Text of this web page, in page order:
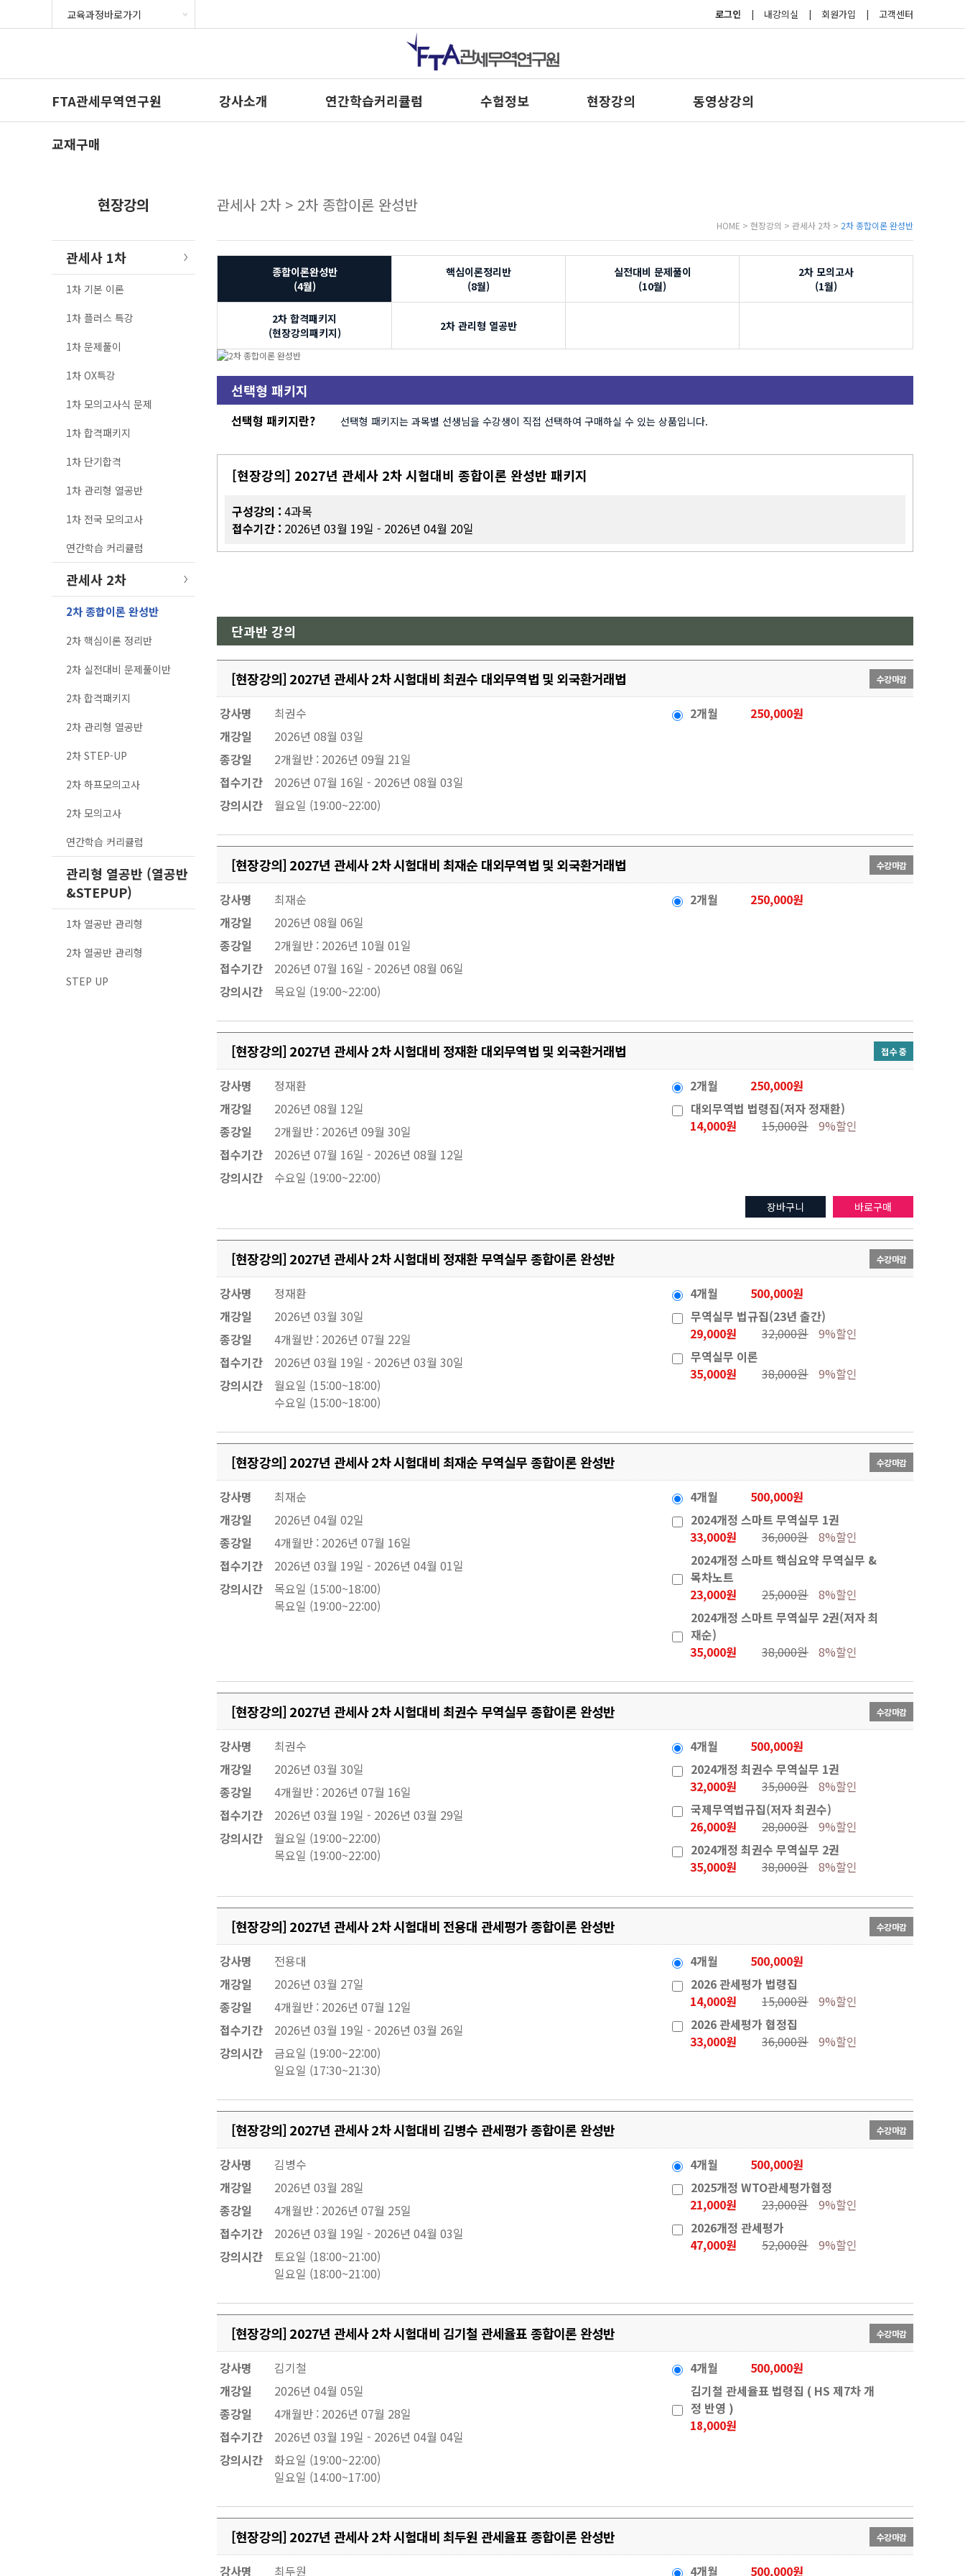
고객센터
|
회원가입
|
내강의실
|
로그인
FTA관세무역연구원 강사소개 연간학습커리큘럼 수험정보 현장강의 동영상강의
교재구매
현장강의
관세사 1차
1차 기본 이론
1차 플러스 특강
1차 문제풀이
1차 OX특강
1차 모의고사식 문제
1차 합격패키지
1차 단기합격
1차 관리형 열공반
1차 전국 모의고사
연간학습 커리큘럼
관세사 2차
2차 종합이론 완성반
2차 핵심이론 정리반
2차 실전대비 문제풀이반
2차 합격패키지
2차 관리형 열공반
2차 STEP-UP
2차 하프모의고사
2차 모의고사
연간학습 커리큘럼
관리형 열공반 (열공반
&STEPUP)
1차 열공반 관리형
2차 열공반 관리형
STEP UP
관세사 2차 > 2차 종합이론 완성반
HOME > 현장강의 > 관세사 2차 > 2차 종합이론 완성반
종합이론완성반
(4월)
핵심이론정리반
(8월)
실전대비 문제풀이
(10월)
2차 모의고사
(1월)
2차 합격패키지
(현장강의패키지)
2차 관리형 열공반
선택형 패키지
선택형 패키지란? 선택형 패키지는 과목별 선생님을 수강생이 직접 선택하여 구매하실 수 있는 상품입니다.
[현장강의] 2027년 관세사 2차 시험대비 종합이론 완성반 패키지
구성강의 : 4과목
접수기간 : 2026년 03월 19일 - 2026년 04월 20일
단과반 강의
[현장강의] 2027년 관세사 2차 시험대비 최권수 대외무역법 및 외국환거래법 수강마감
강사명
최권수
개강일
2026년 08월 03일
종강일
2개월반 : 2026년 09월 21일
접수기간
2026년 07월 16일 - 2026년 08월 03일
강의시간
월요일 (19:00~22:00)
2개월 250,000원
[현장강의] 2027년 관세사 2차 시험대비 최재순 대외무역법 및 외국환거래법 수강마감
강사명
최재순
개강일
2026년 08월 06일
종강일
2개월반 : 2026년 10월 01일
접수기간
2026년 07월 16일 - 2026년 08월 06일
강의시간
목요일 (19:00~22:00)
2개월 250,000원
[현장강의] 2027년 관세사 2차 시험대비 정재환 대외무역법 및 외국환거래법 접 수 중
강사명
정재환
개강일
2026년 08월 12일
종강일
2개월반 : 2026년 09월 30일
접수기간
2026년 07월 16일 - 2026년 08월 12일
강의시간
수요일 (19:00~22:00)
2개월
250,000원
대외무역법 법령집(저자 정재환)
14,000원
15,000원 9%할인
바로구매
장바구니
[현장강의] 2027년 관세사 2차 시험대비 정재환 무역실무 종합이론 완성반 수강마감
강사명
정재환
개강일
2026년 03월 30일
종강일
4개월반 : 2026년 07월 22일
접수기간
2026년 03월 19일 - 2026년 03월 30일
강의시간
월요일 (15:00~18:00)
수요일 (15:00~18:00)
4개월
500,000원
무역실무 법규집(23년 출간)
29,000원
32,000원 9%할인
무역실무 이론
35,000원
38,000원 9%할인
[현장강의] 2027년 관세사 2차 시험대비 최재순 무역실무 종합이론 완성반 수강마감
강사명
최재순
개강일
2026년 04월 02일
종강일
4개월반 : 2026년 07월 16일
접수기간
2026년 03월 19일 - 2026년 04월 01일
강의시간
목요일 (15:00~18:00)
목요일 (19:00~22:00)
4개월
500,000원
2024개정 스마트 무역실무 1권
33,000원
36,000원 8%할인
2024개정 스마트 핵심요약 무역실무 &
목차노트
23,000원
25,000원 8%할인
2024개정 스마트 무역실무 2권(저자 최
재순)
35,000원
38,000원 8%할인
[현장강의] 2027년 관세사 2차 시험대비 최권수 무역실무 종합이론 완성반 수강마감
강사명
최권수
개강일
2026년 03월 30일
종강일
4개월반 : 2026년 07월 16일
접수기간
2026년 03월 19일 - 2026년 03월 29일
강의시간
월요일 (19:00~22:00)
목요일 (19:00~22:00)
4개월
500,000원
2024개정 최권수 무역실무 1권
32,000원
35,000원 8%할인
국제무역법규집(저자 최권수)
26,000원
28,000원 9%할인
2024개정 최권수 무역실무 2권
35,000원
38,000원 8%할인
[현장강의] 2027년 관세사 2차 시험대비 전용대 관세평가 종합이론 완성반 수강마감
강사명
전용대
개강일
2026년 03월 27일
종강일
4개월반 : 2026년 07월 12일
접수기간
2026년 03월 19일 - 2026년 03월 26일
강의시간
금요일 (19:00~22:00)
일요일 (17:30~21:30)
4개월
500,000원
2026 관세평가 법령집
14,000원
15,000원 9%할인
2026 관세평가 협정집
33,000원
36,000원 9%할인
[현장강의] 2027년 관세사 2차 시험대비 김병수 관세평가 종합이론 완성반 수강마감
강사명
김병수
개강일
2026년 03월 28일
종강일
4개월반 : 2026년 07월 25일
접수기간
2026년 03월 19일 - 2026년 04월 03일
강의시간
토요일 (18:00~21:00)
일요일 (18:00~21:00)
4개월
500,000원
2025개정 WTO관세평가협정
21,000원
23,000원 9%할인
2026개정 관세평가
47,000원
52,000원 9%할인
[현장강의] 2027년 관세사 2차 시험대비 김기철 관세율표 종합이론 완성반 수강마감
강사명
김기철
개강일
2026년 04월 05일
종강일
4개월반 : 2026년 07월 28일
접수기간
2026년 03월 19일 - 2026년 04월 04일
강의시간
화요일 (19:00~22:00)
일요일 (14:00~17:00)
4개월
500,000원
김기철 관세율표 법령집 ( HS 제7차 개
정 반영 )
18,000원
[현장강의] 2027년 관세사 2차 시험대비 최두원 관세율표 종합이론 완성반 수강마감
강사명 최두원 4개월 500,000원